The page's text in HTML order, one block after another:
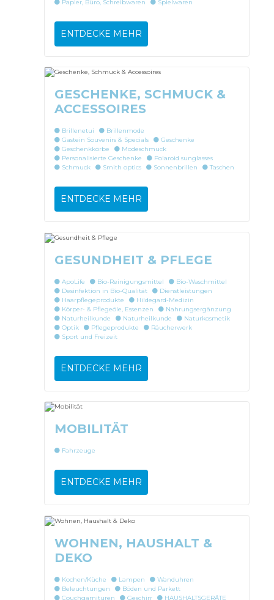
Papier, Büro, Schreibwaren
Spielwaren
ENTDECKE MEHR
GESCHENKE, SCHMUCK &
ACCESSOIRES
Brillenetui
Brillenmode
Gastein Souvenirs & Specials
Geschenke
Geschenkkörbe
Modeschmuck
Personalisierte Geschenke
Polaroid sunglasses
Schmuck
Smith optics Sonnenbrillen Taschen
ENTDECKE MEHR
GESUNDHEIT & PFLEGE
ApoLife Bio-Reinigungsmittel
Bio-Waschmittel
Desinfektion in Bio-Qualität
Dienstleistungen
Haarpflegeprodukte
Hildegard-Medizin
Körper- & Pflegeöle, Essenzen
Nahrungsergänzung
Naturheilkunde
Naturheilkunde
Naturkosmetik
Optik
Pflegeprodukte
Räucherwerk
Sport und Freizeit
ENTDECKE MEHR
MOBILITÄT
Fahrzeuge
ENTDECKE MEHR
WOHNEN, HAUSHALT &
DEKO
Kochen/Küche Lampen
Wanduhren
Beleuchtungen
Böden und Parkett
Couchgarnituren
Geschirr HAUSHALTSGERÄTE